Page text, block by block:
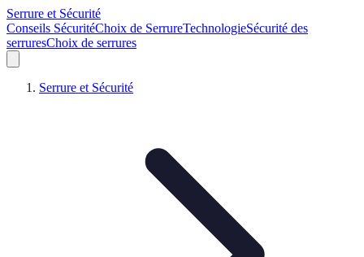
Serrure et Sécurité
Conseils SécuritéChoix de SerrureTechnologieSécurité des
serruresChoix de serrures
Serrure et Sécurité